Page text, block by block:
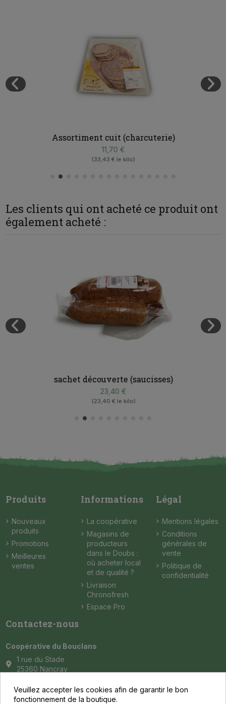
Assortiment cuit (charcuterie)
11,70 €
(33,43 € le kilo)
Les clients qui ont acheté ce produit ont
également acheté :
sachet découverte (saucisses)
23,40 €
(23,40 € le kilo)
Produits
Nouveaux
produits
Promotions
Meilleures
ventes
Informations
La coopérative
Magasins de
producteurs
dans le Doubs :
où acheter local
et de qualité ?
Livraison
Chronofresh
Espace Pro
Légal
Mentions légales
Conditions
générales de
vente
Politique de
confidentialité
Contactez-nous
Coopérative du Bouclans
1 rue du Stade
25360 Nancray
Veuillez accepter les cookies afin de garantir le bon
fonctionnement de la boutique.